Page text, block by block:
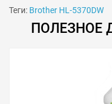
Теги: Brother HL-5370DW
ПОЛЕЗНОЕ